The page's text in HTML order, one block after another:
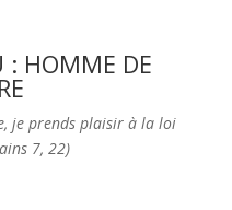
: HOMME DE
je prends plaisir à la loi
7, 22)